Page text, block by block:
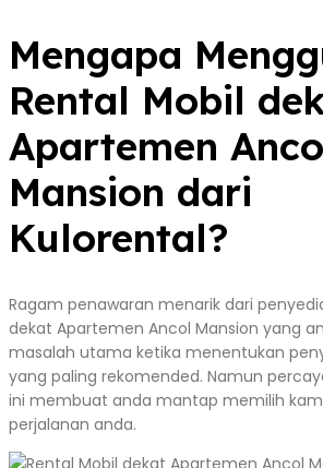
Mengapa
Rental Mobil
Apartemen
Mansion dari
Kulorental?
Ragam penawaran menarik dari
dekat Apartemen Ancol Mansion yang
masalah utama ketika menentukan
yang paling rekomended. Namun
ini membuat anda mantap memilih
perjalanan anda.